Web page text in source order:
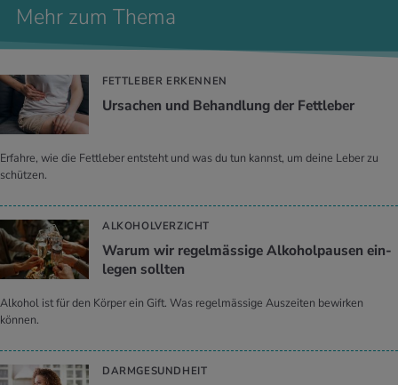
Mehr zum Thema
FETTLEBER ERKENNEN
Ur­sa­chen und Be­hand­lung der Fett­le­ber
Erfahre, wie die Fettleber entsteht und was du tun kannst, um deine Leber zu
schützen.
ALKOHOLVERZICHT
Warum wir re­gel­mäs­si­ge Al­ko­hol­pau­sen ein­
le­gen soll­ten
Alkohol ist für den Körper ein Gift. Was regelmässige Auszeiten bewirken
können.
DARMGESUNDHEIT